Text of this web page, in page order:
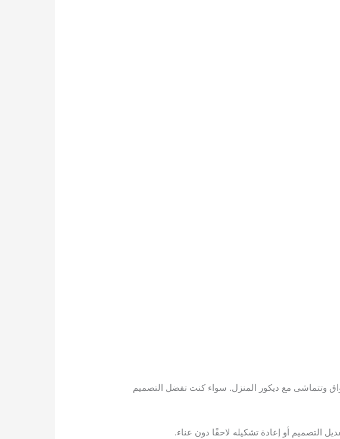
وتتماشى مع ديكور المنزل. سواء كنت تفضل التصميم
التصميم أو إعادة تشكيله لاحقًا دون عناء.